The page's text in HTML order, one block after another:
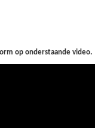
op onderstaande video.